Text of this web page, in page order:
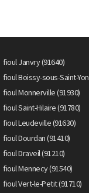
fioul Janvry (91640)
fioul Boissy-sous-Saint-
fioul Monnerville (91930)
fioul Saint-Hilaire (91780)
fioul Leudeville (91630)
fioul Dourdan (91410)
fioul Draveil (91210)
fioul Mennecy (91540)
fioul Vert-le-Petit (91710)